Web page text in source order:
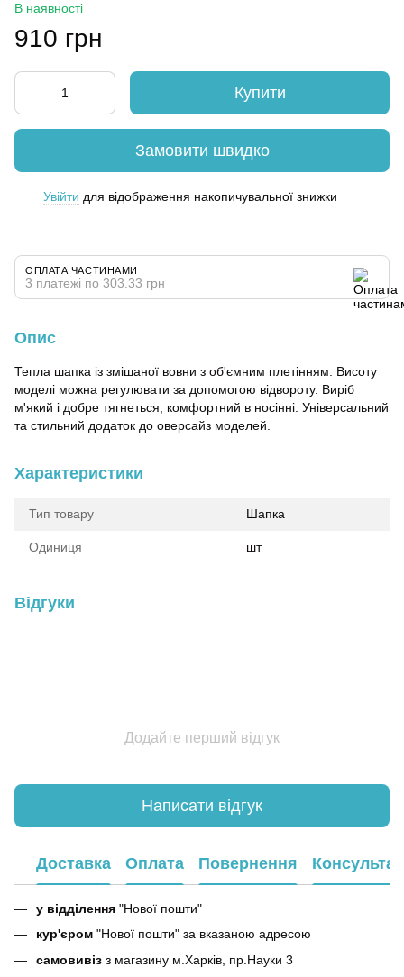
В наявності
910 грн
Купити
Замовити швидко
Увійти для відображення накопичувальної знижки
ОПЛАТА ЧАСТИНАМИ
3 платежі по 303.33 грн
Опис
Тепла шапка із змішаної вовни з об'ємним плетінням. Висоту
моделі можна регулювати за допомогою відвороту. Виріб
м'який і добре тягнеться, комфортний в носінні. Універсальний
та стильний додаток до оверсайз моделей.
Характеристики
Тип товару Шапка
Одиниця шт
Відгуки
Додайте перший відгук
Написати відгук
Доставка Оплата Повернення
у відділення "Нової пошти"
кур'єром "Нової пошти" за вказаною адресою
самовивіз з магазину м.Харків, пр.Науки 3